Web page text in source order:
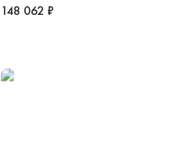
148 062 ₽